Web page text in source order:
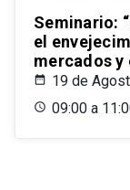
Seminario:
el
mercados y
19 de
09:00 a